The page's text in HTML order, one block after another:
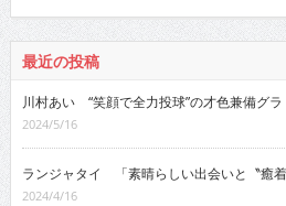
最近の投稿
川村あい “笑顔で全力投球”の才色兼備グ
2024/5/16
ランジャタイ 「素晴らしい出会いと〝癒着
2024/4/16